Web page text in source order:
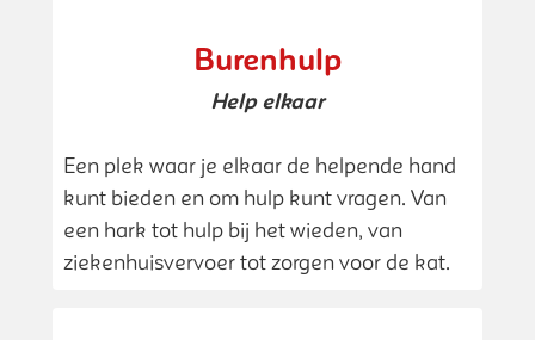
Burenhulp
Help elkaar
Een plek waar je elkaar de helpende hand
kunt bieden en om hulp kunt vragen. Van
een hark tot hulp bij het wieden, van
ziekenhuisvervoer tot zorgen voor de kat.